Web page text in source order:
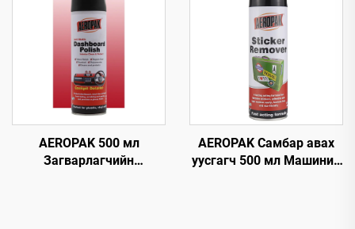
Болохгүй
AEROPAK 500 мл
Загварлагчийн
AEROPAK Самбар авах
уусгагч 500 мл Машиний